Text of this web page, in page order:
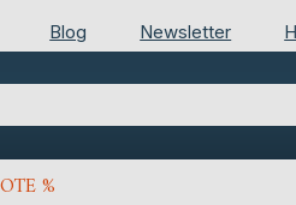
Blog Newsletter
%